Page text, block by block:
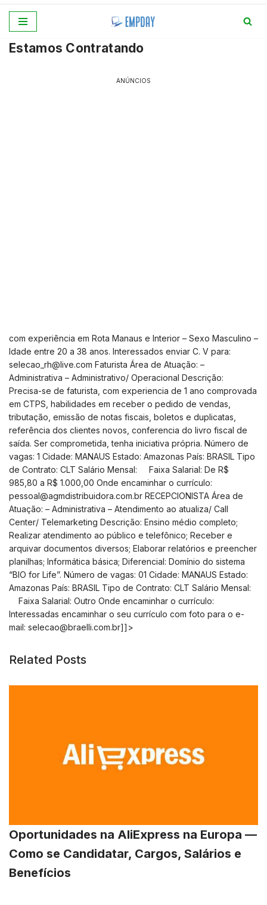
para
Estamos Contratando
ANÚNCIOS
com experiência em Rota Manaus e Interior – Sexo Masculino –
Idade entre 20 a 38 anos. Interessados enviar C. V para:
selecao_rh@live.com Faturista Área de Atuação: –
Administrativa – Administrativo/ Operacional Descrição:
Precisa-se de faturista, com experiencia de 1 ano comprovada
em CTPS, habilidades em receber o pedido de vendas,
tributação, emissão de notas fiscais, boletos e duplicatas,
referência dos clientes novos, conferencia do livro fiscal de
saída. Ser comprometida, tenha iniciativa própria. Número de
vagas: 1 Cidade: MANAUS Estado: Amazonas País: BRASIL Tipo
de Contrato: CLT Salário Mensal: Faixa Salarial: De R$
985,80 a R$ 1.000,00 Onde encaminhar o currículo:
pessoal@agmdistribuidora.com.br RECEPCIONISTA Área de
Atuação: – Administrativa – Atendimento ao atualiza/ Call
Center/ Telemarketing Descrição: Ensino médio completo;
Realizar atendimento ao público e telefônico; Receber e
arquivar documentos diversos; Elaborar relatórios e preencher
planilhas; Informática básica; Diferencial: Domínio do sistema
“BIO for Life”. Número de vagas: 01 Cidade: MANAUS Estado:
Amazonas País: BRASIL Tipo de Contrato: CLT Salário Mensal:
Faixa Salarial: Outro Onde encaminhar o currículo:
Interessadas encaminhar o seu currículo com foto para o e-
mail: selecao@braelli.com.br]]>
Related Posts
Oportunidades na AliExpress na Europa —
Como se Candidatar, Cargos, Salários e
Benefícios